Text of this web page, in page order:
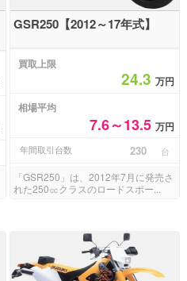
GSR250【2012～17年式】
買取上限
24.3 万円
相場平均
7.6～13.5 万円
年間取引台数 230 台
「GSR250」は、2012年7月に発売さ
れた250㏄クラスのロードスポー...